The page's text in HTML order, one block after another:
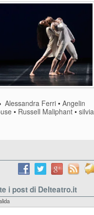
Alessandra Ferri• Angelin
• Russell Maliphant • silvia
i post di Delteatro.it